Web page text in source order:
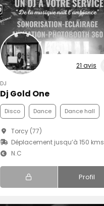
21 avis
DJ
Dj Gold One
Disco Dance Dance hall
Torcy (77)
Déplacement jusqu’à 150 kms
N.C
Profil